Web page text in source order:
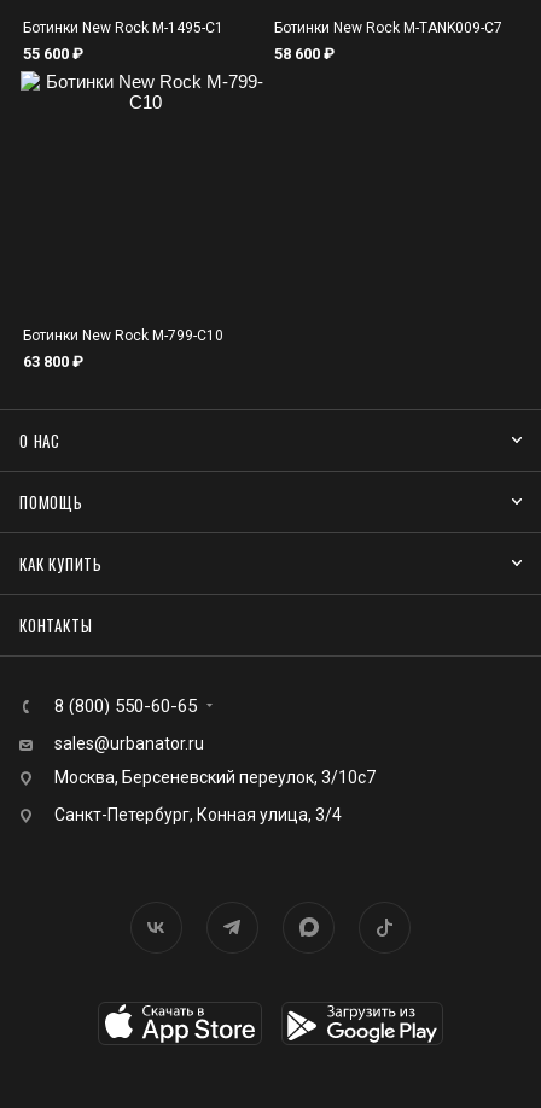
Ботинки New Rock M-1495-C1
55 600 ₽
Ботинки New Rock M-TANK009-C7
58 600 ₽
Ботинки New Rock M-799-C10
63 800 ₽
О НАС
ПОМОЩЬ
КАК КУПИТЬ
КОНТАКТЫ
8 (800) 550-60-65
sales@urbanator.ru
Москва, Берсеневский переулок, 3/10с7
Санкт-Петербург, Конная улица, 3/4